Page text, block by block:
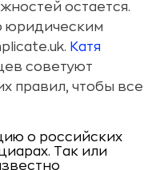
остается.
юридическим
Катя
советуют
правил, чтобы все
о российских
Так или